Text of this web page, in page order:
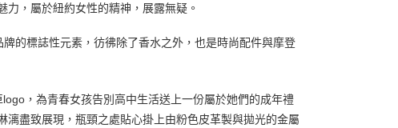
，屬於紐約女性的精神，展露無疑。
的標誌性元素，彷彿除了香水之外，也是時尚配件與摩登
，為青春女孩告別高中生活送上一份屬於她們的成年禮
盡致展現，瓶頸之處貼心掛上由粉色皮革製與拋光的金屬